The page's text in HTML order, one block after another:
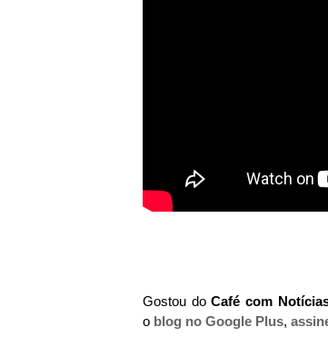
Gostou doCafé com
o blog no Google Plus,